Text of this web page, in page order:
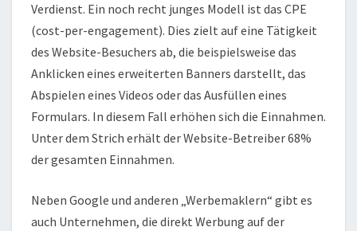
Verdienst. Ein noch recht junges Modell ist das CPE
(cost-per-engagement). Dies zielt auf eine Tätigkeit
des Website-Besuchers ab, die beispielsweise das
Anklicken eines erweiterten Banners darstellt, das
Abspielen eines Videos oder das Ausfüllen eines
Formulars. In diesem Fall erhöhen sich die Einnahmen.
Unter dem Strich erhält der Website-Betreiber 68%
der gesamten Einnahmen.
Neben Google und anderen „Werbemaklern“ gibt es
auch Unternehmen, die direkt Werbung auf der